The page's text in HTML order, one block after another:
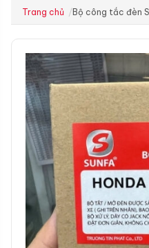
Trang chủ Bộ công tắc đèn